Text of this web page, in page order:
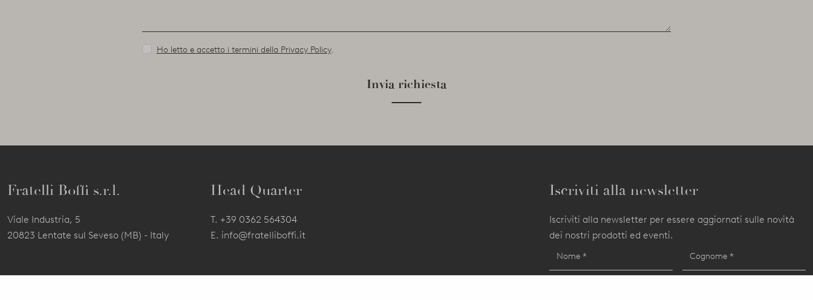
Ho letto e accetto i termini della Privacy Policy.
Invia richiesta
Fratelli Boffi s.r.l.
Viale Industria, 5
20823 Lentate sul Seveso (MB) - Italy
Seguici
Head Quarter
T. +39 0362 564304
E. info@fratelliboffi.it
Contract Division
Iscriviti alla newsletter
Iscriviti alla newsletter per essere aggiornati sulle novità
dei nostri prodotti ed eventi.